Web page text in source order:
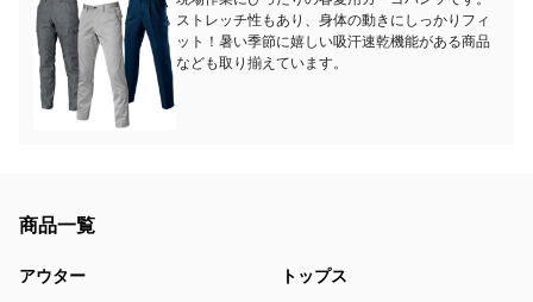
ストレッチ性もあり、身体の動きにしっかりフィ
ット！暑い季節に嬉しい吸汗速乾機能がある商品
なども取り揃えています。
商品一覧
アウター
トップス